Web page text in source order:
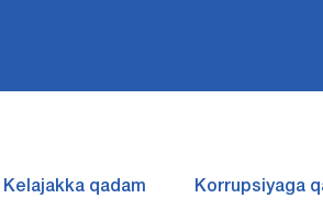
Kelajakka qadam Korrupsiyaga